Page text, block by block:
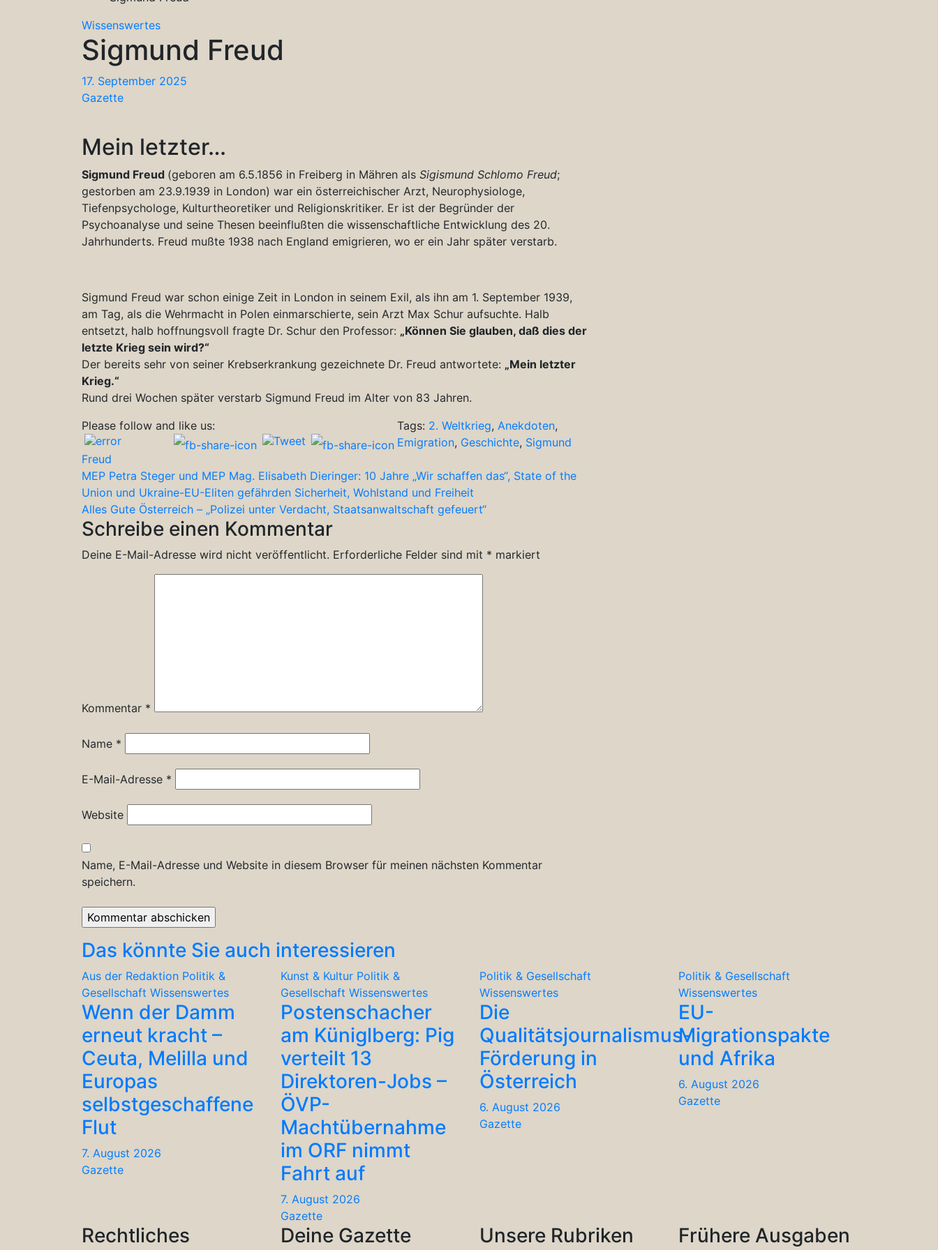
Wissenswertes
Sigmund Freud
17. September 2025
Gazette
Mein letzter…
Sigmund Freud (geboren am 6.5.1856 in Freiberg in Mähren als Sigismund Schlomo Freud;
gestorben am 23.9.1939 in London) war ein österreichischer Arzt, Neurophysiologe,
Tiefenpsychologe, Kulturtheoretiker und Religionskritiker. Er ist der Begründer der
Psychoanalyse und seine Thesen beeinflußten die wissenschaftliche Entwicklung des 20.
Jahrhunderts. Freud mußte 1938 nach England emigrieren, wo er ein Jahr später verstarb.
Sigmund Freud war schon einige Zeit in London in seinem Exil, als ihn am 1. September 1939,
am Tag, als die Wehrmacht in Polen einmarschierte, sein Arzt Max Schur aufsuchte. Halb
entsetzt, halb hoffnungsvoll fragte Dr. Schur den Professor: „Können Sie glauben, daß dies der
letzte Krieg sein wird?“
Der bereits sehr von seiner Krebserkrankung gezeichnete Dr. Freud antwortete: „Mein letzter
Krieg.“
Rund drei Wochen später verstarb Sigmund Freud im Alter von 83 Jahren.
Please follow and like us:
Tags: 2. Weltkrieg, Anekdoten,
Emigration, Geschichte, Sigmund
Freud
Beitragsnavigation
MEP Petra Steger und MEP Mag. Elisabeth Dieringer: 10 Jahre „Wir schaffen das“, State of the
Union und Ukraine-EU-Eliten gefährden Sicherheit, Wohlstand und Freiheit
Alles Gute Österreich – „Polizei unter Verdacht, Staatsanwaltschaft gefeuert“
Schreibe einen Kommentar
Deine E-Mail-Adresse wird nicht veröffentlicht. Erforderliche Felder sind mit * markiert
Kommentar *
Name *
E-Mail-Adresse *
Website
Name, E-Mail-Adresse und Website in diesem Browser für meinen nächsten Kommentar
speichern.
Das könnte Sie auch interessieren
Aus der Redaktion Politik &
Gesellschaft Wissenswertes
Wenn der Damm
erneut kracht –
Ceuta, Melilla und
Europas
selbstgeschaffene
Flut
7. August 2026
Gazette
Kunst & Kultur Politik &
Gesellschaft Wissenswertes
Postenschacher
am Küniglberg: Pig
verteilt 13
Direktoren-Jobs –
ÖVP-
Machtübernahme
im ORF nimmt
Fahrt auf
7. August 2026
Gazette
Politik & Gesellschaft
Wissenswertes
Die
Qualitätsjournalismus-
Förderung in
Österreich
6. August 2026
Gazette
Politik & Gesellschaft
Wissenswertes
EU-
Migrationspakte
und Afrika
6. August 2026
Gazette
Rechtliches Deine Gazette Unsere Rubriken Frühere Ausgaben